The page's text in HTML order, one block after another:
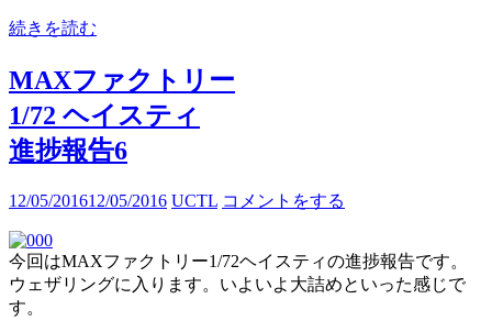
続きを読む
MAXファクトリー
1/72 ヘイスティ
進捗報告6
12/05/201612/05/2016 UCTL コメントをする
今回はMAXファクトリー1/72ヘイスティの進捗報告です。
ウェザリングに入ります。いよいよ大詰めといった感じで
す。